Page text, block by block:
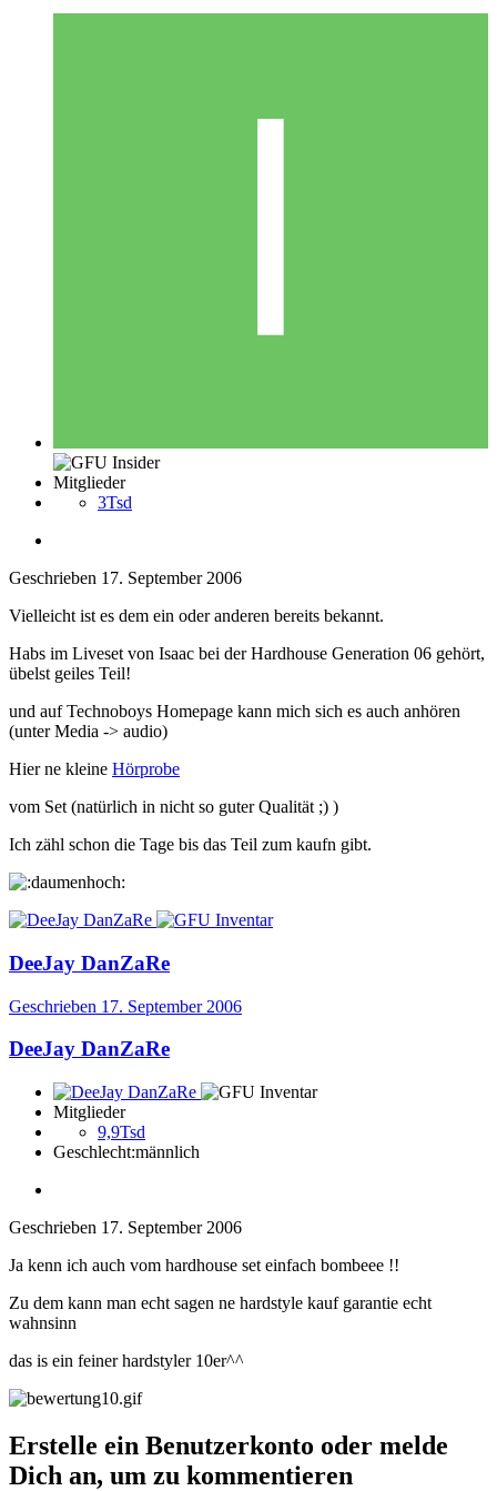
Mitglieder
3Tsd
Geschrieben 17. September 2006
Vielleicht ist es dem ein oder anderen bereits bekannt.
Habs im Liveset von Isaac bei der Hardhouse Generation 06 gehört,
übelst geiles Teil!
und auf Technoboys Homepage kann mich sich es auch anhören
(unter Media -> audio)
Hier ne kleine Hörprobe
vom Set (natürlich in nicht so guter Qualität ;) )
Ich zähl schon die Tage bis das Teil zum kaufn gibt.
DeeJay DanZaRe
Geschrieben 17. September 2006
DeeJay DanZaRe
Mitglieder
9,9Tsd
Geschlecht:männlich
Geschrieben 17. September 2006
Ja kenn ich auch vom hardhouse set einfach bombeee !!
Zu dem kann man echt sagen ne hardstyle kauf garantie echt
wahnsinn
das is ein feiner hardstyler 10er^^
Erstelle ein Benutzerkonto oder melde
Dich an, um zu kommentieren